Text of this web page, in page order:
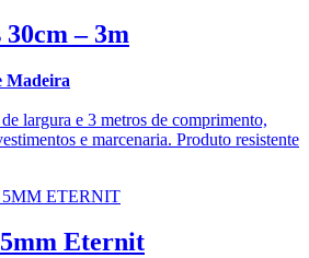
– 3m
Madeira
largura e 3 metros de comprimento,
e marcenaria. Produto resistente
Eternit